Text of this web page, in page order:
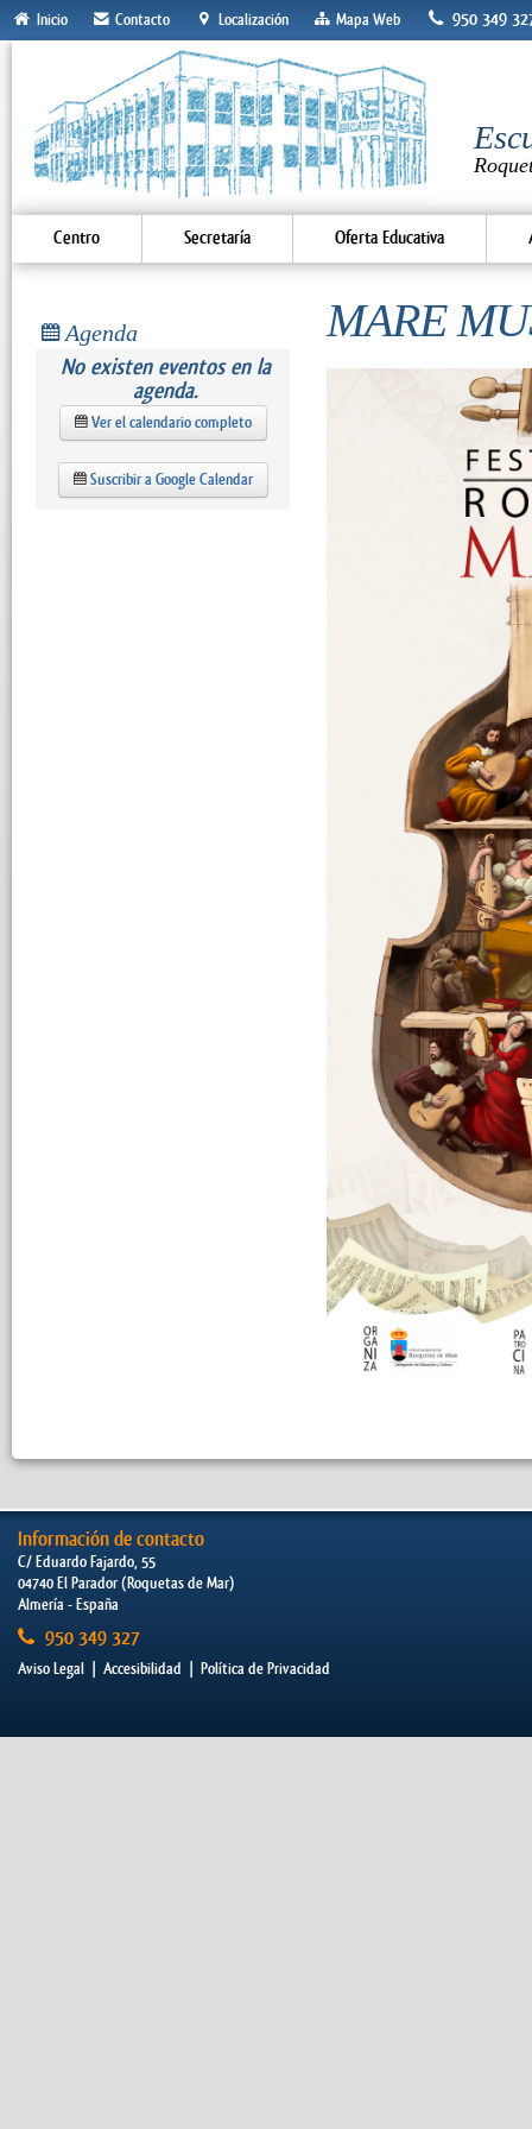
Inicio Contacto Localización Mapa Web 950 349
Centro Secretaría Oferta Educativa
MARE
Agenda
No existen eventos en la
agenda.
Ver el calendario completo
Suscribir a Google Calendar
Información de contacto
C/ Eduardo Fajardo, 55
04740 El Parador (Roquetas de Mar)
Almería - España
950 349 327
Aviso Legal Accesibilidad Política de Privacidad